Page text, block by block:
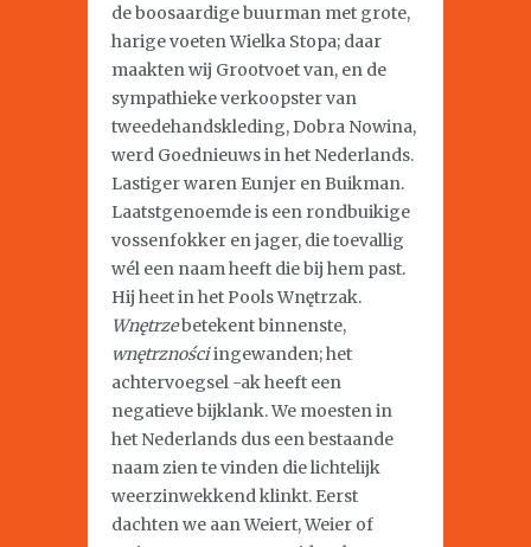
de boosaardige buurman met grote,
harige voeten Wielka Stopa; daar
maakten wij Grootvoet van, en de
sympathieke verkoopster van
tweedehandskleding, Dobra Nowina,
werd Goednieuws in het Nederlands.
Lastiger waren Eunjer en Buikman.
Laatstgenoemde is een rondbuikige
vossenfokker en jager, die toevallig
wél een naam heeft die bij hem past.
Hij heet in het Pools Wnętrzak.
Wnętrzebetekent binnenste,
wnętrznościingewanden; het
achtervoegsel -ak heeft een
negatieve bijklank. We moesten in
het Nederlands dus een bestaande
naam zien te vinden die lichtelijk
weerzinwekkend klinkt. Eerst
dachten we aan Weiert, Weier of